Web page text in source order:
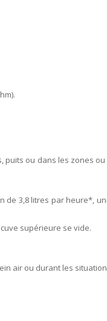
puits ou dans les zones
de 3,8 litres par heure*,
supérieure se vide.
air ou durant les